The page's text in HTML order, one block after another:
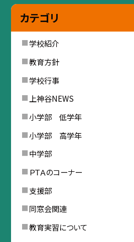
カテゴリ
学校紹介
教育方針
学校行事
上神谷NEWS
小学部 低学年
小学部 高学年
中学部
ＰＴＡのコーナー
支援部
同窓会関連
教育実習について